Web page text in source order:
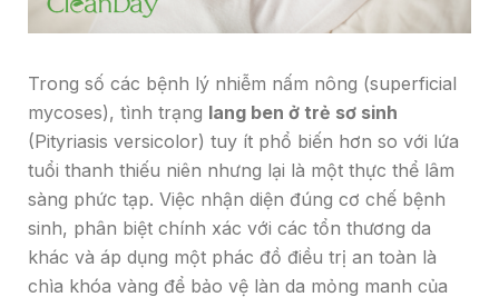
Trong số các bệnh lý nhiễm nấm nông (superficial
mycoses), tình trạng lang ben ở trẻ sơ sinh
(Pityriasis versicolor) tuy ít phổ biến hơn so với lứa
tuổi thanh thiếu niên nhưng lại là một thực thể lâm
sàng phức tạp. Việc nhận diện đúng cơ chế bệnh
sinh, phân biệt chính xác với các tổn thương da
khác và áp dụng một phác đồ điều trị an toàn là
chìa khóa vàng để bảo vệ làn da mỏng manh của